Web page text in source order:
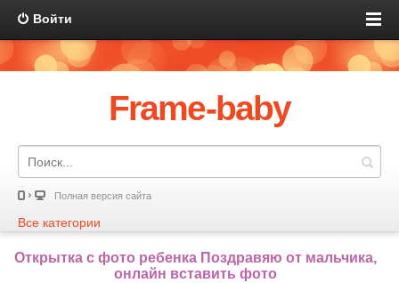
Войти
Frame-baby
Полная версия сайта
Все категории
Открытка с фото ребенка Поздравяю от мальчика,
онлайн вставить фото